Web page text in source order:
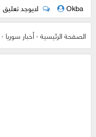
Okba لايوجد تعليق
الصفحة الرئيسية›أخبار سوريا›